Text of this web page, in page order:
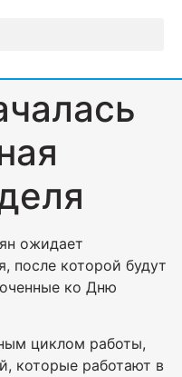
ожидает
после которой будут
ко Дню
циклом работы,
которые работают в